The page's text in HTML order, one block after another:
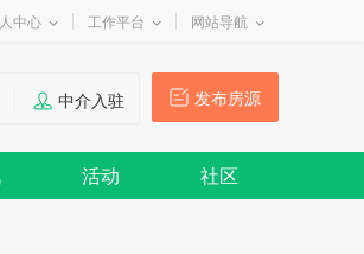
中心 工作平台 网站导航
发布房源
中介入驻
活动 社区